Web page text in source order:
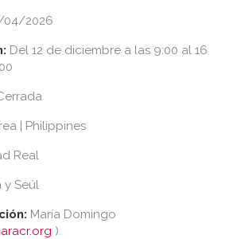
04/2026
Del 12 de diciembre a las 9:00 al 16
| Philippines
Real
y Seúl
María Domingo
)